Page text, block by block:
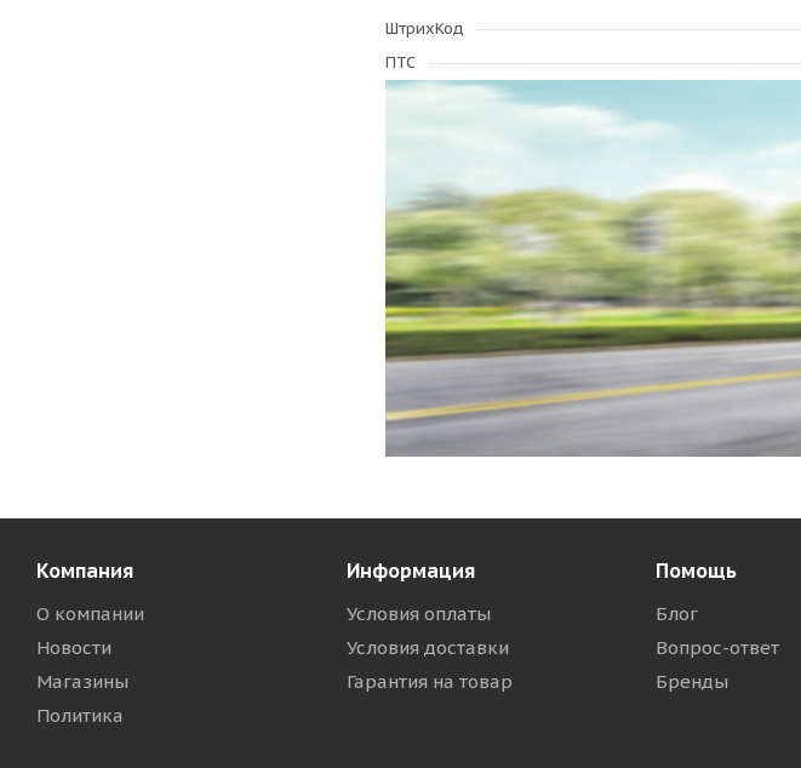
ШтрихКод
ПТС
Компания
О компании
Новости
Магазины
Политика
Информация
Условия оплаты
Условия доставки
Гарантия на товар
Помощь
Блог
Вопрос-ответ
Бренды